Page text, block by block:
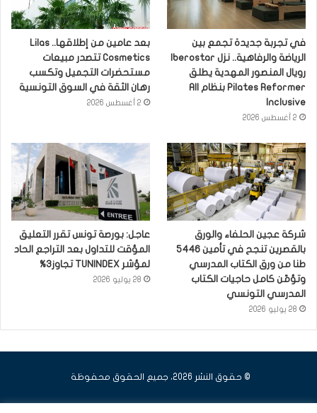
في تجربة جديدة تجمع بين
رويال المنصور المهدية يطلق
Pilates Reformer بنظام All
Inclusive
2 أغسطس 2026
بعد عامين من إطلاقها.. Lilas
Cosmetics تتصدر مبيعات
مستحضرات التجميل وتكسب
رهان الثقة في السوق التونسية
2 أغسطس 2026
شركة عجين الحلفاء والورق
بالقصرين تنجح في تأمين 5446
طنا من ورق الكتاب المدرسي
وتؤمّن كامل حاجيات الكتاب
المدرسي التونسي
28 يوليو 2026
عاجل: بورصة تونس تقرر التعليق
المؤقت للتداول بعد التراجع الحاد
لمؤشر TUNINDEX تجاوز3%
28 يوليو 2026
© حقوق النشر 2026، جميع الحقوق محفوظة